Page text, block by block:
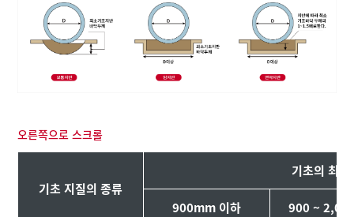
오른쪽으로 스크롤
기초 지질의 종류
기초의 최소
900mm 이하 900 ~